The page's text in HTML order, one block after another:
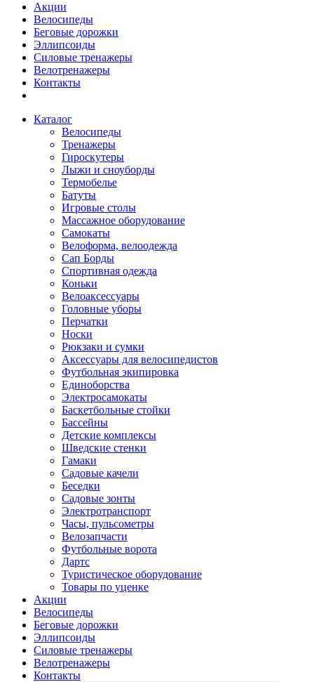
Акции
Велосипеды
Беговые дорожки
Эллипсоиды
Силовые тренажеры
Велотренажеры
Контакты
Каталог
Велосипеды
Тренажеры
Гироскутеры
Лыжи и сноуборды
Термобелье
Батуты
Игровые столы
Массажное оборудование
Самокаты
Велоформа, велоодежда
Сап Борды
Спортивная одежда
Коньки
Велоаксессуары
Головные уборы
Перчатки
Носки
Рюкзаки и сумки
Аксессуары для велосипедистов
Футбольная экипировка
Единоборства
Электросамокаты
Баскетбольные стойки
Бассейны
Детские комплексы
Шведские стенки
Гамаки
Садовые качели
Беседки
Садовые зонты
Электротранспорт
Часы, пульсометры
Велозапчасти
Футбольные ворота
Дартс
Туристическое оборудование
Товары по уценке
Акции
Велосипеды
Беговые дорожки
Эллипсоиды
Силовые тренажеры
Велотренажеры
Контакты